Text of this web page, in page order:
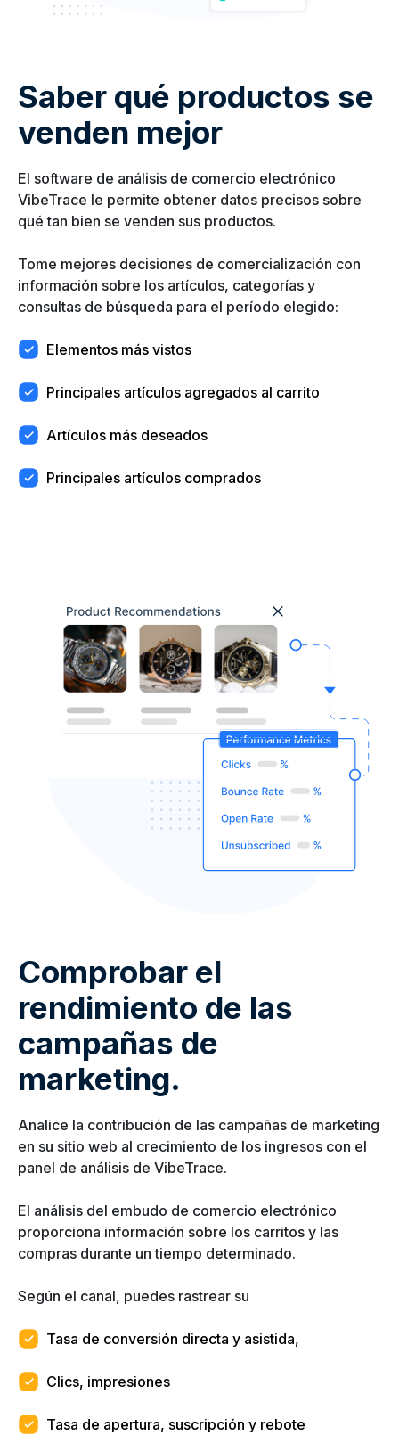
Saber qué productos se
venden mejor
El software de análisis de comercio electrónico
VibeTrace le permite obtener datos precisos sobre
qué tan bien se venden sus productos.
Tome mejores decisiones de comercialización con
información sobre los artículos, categorías y
consultas de búsqueda para el período elegido:
Elementos más vistos
Principales artículos agregados al carrito
Artículos más deseados
Principales artículos comprados
Comprobar el
rendimiento de las
campañas de
marketing.
Analice la contribución de las campañas de marketing
en su sitio web al crecimiento de los ingresos con el
panel de análisis de VibeTrace.
El análisis del embudo de comercio electrónico
proporciona información sobre los carritos y las
compras durante un tiempo determinado.
Según el canal, puedes rastrear su
Tasa de conversión directa y asistida,
Clics, impresiones
Tasa de apertura, suscripción y rebote